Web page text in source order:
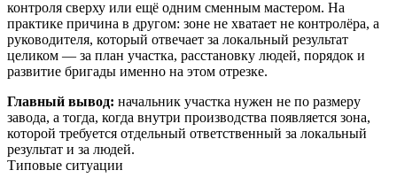
контроля сверху или ещё одним сменным мастером. На
практике причина в другом: зоне не хватает не контролёра, а
руководителя, который отвечает за локальный результат
целиком — за план участка, расстановку людей, порядок и
развитие бригады именно на этом отрезке.
Главный вывод: начальник участка нужен не по размеру
завода, а тогда, когда внутри производства появляется зона,
которой требуется отдельный ответственный за локальный
результат и за людей.
Типовые ситуации